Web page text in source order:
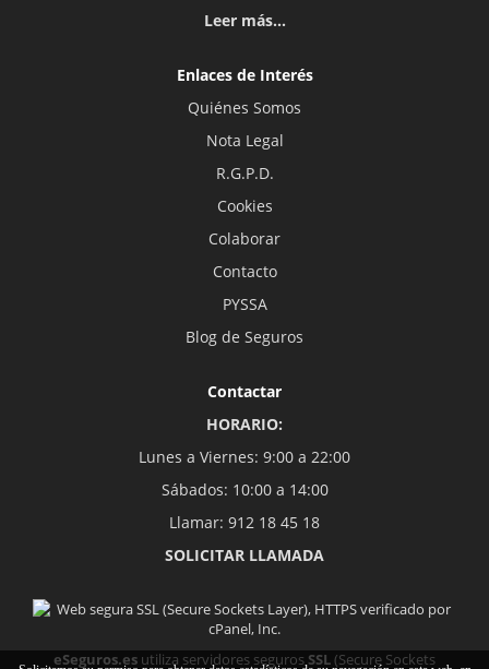
Leer más...
Enlaces de Interés
Quiénes Somos
Nota Legal
R.G.P.D.
Cookies
Colaborar
Contacto
PYSSA
Blog de Seguros
Contactar
HORARIO:
Lunes a Viernes: 9:00 a 22:00
Sábados: 10:00 a 14:00
Llamar: 912 18 45 18
SOLICITAR LLAMADA
eSeguros.es utiliza servidores seguros SSL(Secure Sockets